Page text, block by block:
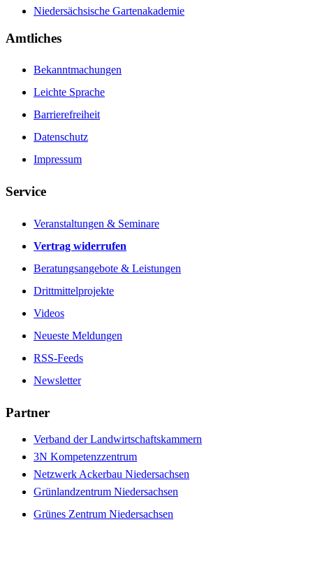
Niedersächsische Gartenakademie
Amtliches
Bekanntmachungen
Leichte Sprache
Barrierefreiheit
Datenschutz
Impressum
Service
Veranstaltungen & Seminare
Vertrag widerrufen
Beratungsangebote & Leistungen
Drittmittelprojekte
Videos
Neueste Meldungen
RSS-Feeds
Newsletter
Partner
Verband der Landwirtschaftskammern
3N Kompetenzzentrum
Netzwerk Ackerbau Niedersachsen
Grünlandzentrum Niedersachsen
Grünes Zentrum Niedersachsen